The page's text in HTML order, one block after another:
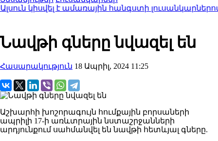
կիսվել է ամառային հանգստի լուսանկարներով
Նավթի գները նվազել են
Հասարակություն 18 Ապրիլ, 2024 11:25
Աշխարհի խոշորագույն հումքային բորսաների
ապրիլի 17-ի առևտրային նստաշրջանների
արդյունքում սահմանվել են նավթի հետևյալ գները.